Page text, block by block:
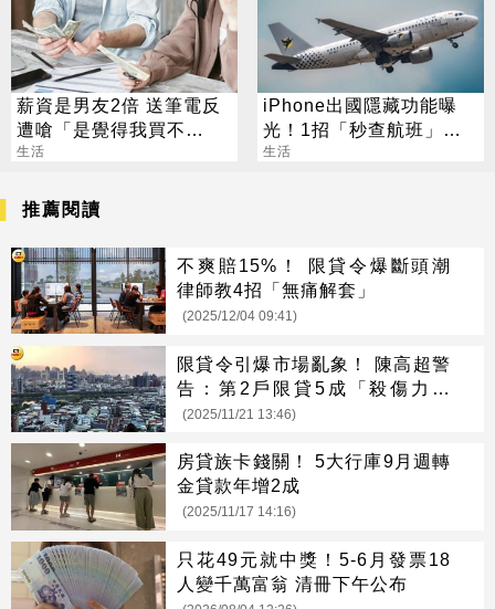
薪資是男友2倍 送筆電反
遭嗆「是覺得我買不
起」？ 網齊勸快逃
生活
iPhone出國隱藏功能曝
光！1招「秒查航班」萬
人狂讚：超方便
生活
推薦閱讀
不爽賠15%！ 限貸令爆斷頭潮
律師教4招「無痛解套」
(2025/12/04 09:41)
限貸令引爆市場亂象！ 陳高超警
告：第2戶限貸5成「殺傷力太
大」
(2025/11/21 13:46)
房貸族卡錢關！ 5大行庫9月週轉
金貸款年增2成
(2025/11/17 14:16)
只花49元就中獎！5-6月發票18
人變千萬富翁 清冊下午公布